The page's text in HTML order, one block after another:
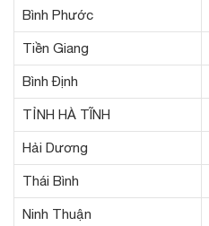
Bình Phước
Tiền Giang
Bình Định
TỈNH HÀ TĨNH
Hải Dương
Thái Bình
Ninh Thuận